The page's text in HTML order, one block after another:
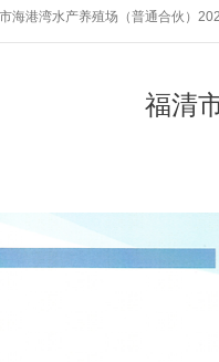
海港湾水产养殖场（普通合伙）
福清